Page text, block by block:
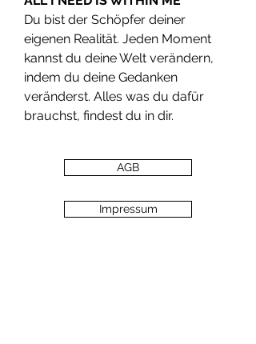
Du bist der Schöpfer deiner
eigenen Realität. Jeden Moment
kannst du deine Welt verändern,
indem du deine Gedanken
veränderst. Alles was du dafür
brauchst, findest du in dir.
AGB
Impressum